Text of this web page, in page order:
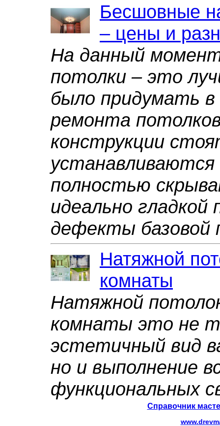
Бесшовные
– цены и
На данный
потолки – это
было придумать
ремонта
конструкции
полностью
идеально гладкой
дефекты базовой
Натяжной
комнаты
Натяжной
комнаты это не
эстетичный вид
но и выполнение
функциональных
Справочник